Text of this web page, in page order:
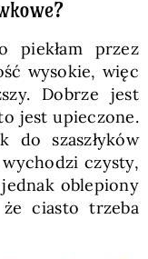
piekłam przez
wysokie, więc
Dobrze jest
jest upieczone.
do szaszłyków
czysty,
oblepiony
ciasto trzeba